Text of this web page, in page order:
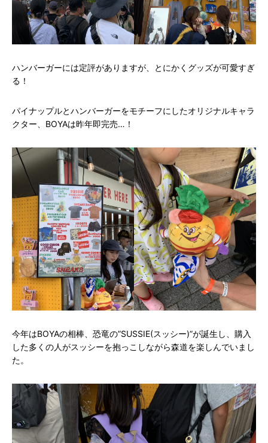
ハンバーガーには定評がありますが、とにかくグッズが可愛すぎ
る！
パイナップルとハンバーガーをモチーフにしたオリジナルキャラ
クター、BOYAは昨年即完売…！
今年はBOYAの相棒、恐竜の”SUSSIE(スッシー)”が誕生し、購入
した多くの人がスッシーを抱っこしながら森道を楽しんでいまし
た。